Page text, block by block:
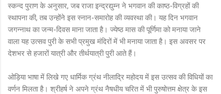
स्कन्द पुराण के अनुसार, जब राजा इन्द्रद्युम्न ने भगवान की काष्ठ-विग्रहों की
स्थापना की, तब उन्होंने इस स्नान-समारोह की व्यवस्था की। यह दिन भगवान
जगन्नाथ का जन्म-दिवस माना जाता है। ज्येष्ठ मास की पूर्णिमा को मनाया जाने
वाला यह उत्सव पुरी के सभी प्रमुख मंदिरों में भी मनाया जाता है। इस अवसर पर
देशभर से हजारों यात्री और तीर्थयात्री पुरी आते हैं।
ओड़िया भाषा में लिखे गए धार्मिक ग्रंथ नीलाद्रि महोदय में इस उत्सव की विधियों का
वर्णन मिलता है। श्रीहर्ष ने अपने ग्रंथ नैषधीय चरित में भी पुरुषोत्तम क्षेत्र के इस